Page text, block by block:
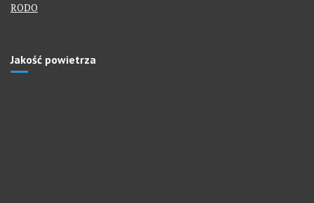
RODO
Jakość powietrza